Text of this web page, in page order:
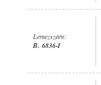
Lemezszám:
B. 6836-I